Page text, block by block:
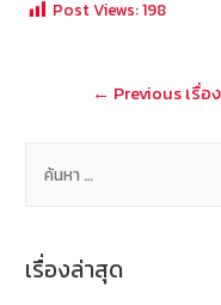
Post Views:198
แนะแนว
← Previous เรื่อง
เรื่องล่าสุด